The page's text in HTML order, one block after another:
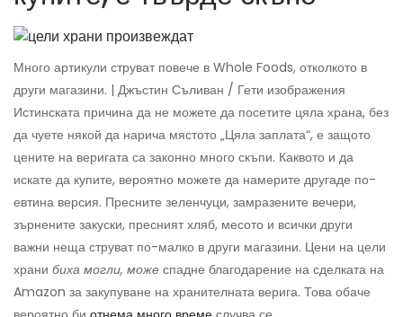
Много артикули струват повече в Whole Foods, отколкото в
други магазини. | Джъстин Съливан / Гети изображения
Истинската причина да не можете да посетите цяла храна, без
да чуете някой да нарича мястото „Цяла заплата“, е защото
цените на веригата са законно много скъпи. Каквото и да
искате да купите, вероятно можете да намерите другаде по-
евтина версия. Пресните зеленчуци, замразените вечери,
зърнените закуски, пресният хляб, месото и всички други
важни неща струват по-малко в други магазини. Цени на цели
храни биха могли, може спадне благодарение на сделката на
Amazon за закупуване на хранителната верига. Това обаче